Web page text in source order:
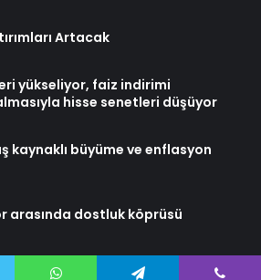
Artacak
yükseliyor, faiz indirimi
hisse senetleri düşüyor
kaynaklı büyüme ve enflasyon
arasında dostluk köprüsü